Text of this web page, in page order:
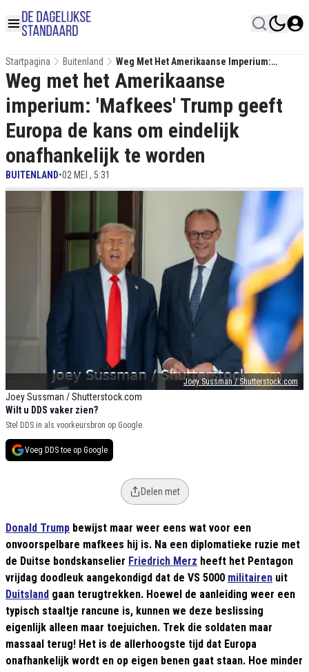
Startpagina Buitenland
Weg Met Het Amerikaanse Imperium:
'Mafkees' Trump Geeft Europa De Kans Om
Eindelijk Onafhankelijk Te Worden
Joey Sussman / Shutterstock.com
Joey Sussman / Shutterstock.com
Weg met het Amerikaanse
imperium: 'Mafkees' Trump geeft
Europa de kans om eindelijk
onafhankelijk te worden
BUITENLAND•02 MEI , 5:31
Wilt u DDS vaker zien?
Stel DDS in als voorkeursbron op Google.
Voeg DDS toe op Google
Delen met
Donald Trump bewijst maar weer eens wat voor een
onvoorspelbare mafkees hij is. Na een diplomatieke ruzie met
de Duitse bondskanselier Friedrich Merz heeft het Pentagon
vrijdag doodleuk aangekondigd dat de VS 5000 militairen uit
Duitsland gaan terugtrekken. Hoewel de aanleiding weer een
typisch staaltje rancune is, kunnen we deze beslissing
eigenlijk alleen maar toejuichen. Trek die soldaten maar
massaal terug! Het is de allerhoogste tijd dat Europa
onafhankelijk wordt en op eigen benen gaat staan. Hoe minder